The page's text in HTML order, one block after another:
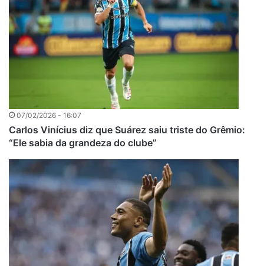
07/02/2026 - 16:07
Carlos Vinícius diz que Suárez saiu triste do Grêmio:
“Ele sabia da grandeza do clube”